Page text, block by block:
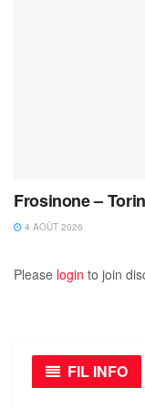
Frosinone –
4 AOÛT 2026
Please login to join
FIL INFO